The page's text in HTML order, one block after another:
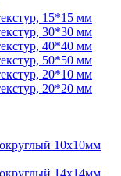
15*15 мм
30*30 мм
40*40 мм
50*50 мм
20*10 мм
20*20 мм
10х10мм
14х14мм